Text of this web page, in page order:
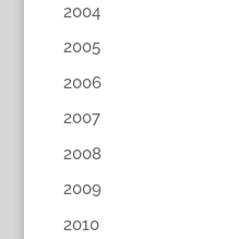
2004
2005
2006
2007
2008
2009
2010